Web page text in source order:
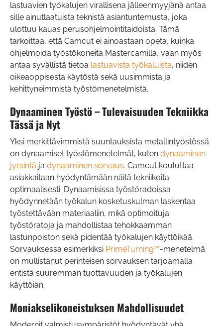
lastuavien työkalujen virallisena jälleenmyyjänä antaa
sille ainutlaatuista teknistä asiantuntemusta, joka
ulottuu kauas perusohjelmointitaidoista. Tämä
tarkoittaa, että Camcut ei ainoastaan opeta, kuinka
ohjelmoida työstökoneita Mastercamilla, vaan myös
antaa syvällistä tietoa lastuavista työkaluista, niiden
oikeaoppisesta käytöstä sekä uusimmista ja
kehittyneimmistä työstömenetelmistä.
Dynaaminen Työstö – Tulevaisuuden Tekniikka
Tässä ja Nyt
Yksi merkittävimmistä suuntauksista metallintyöstössä
on dynaamiset työstömenetelmät, kuten dynaaminen
jyrsintä ja dynaaminen sorvaus. Camcut kouluttaa
asiakkaitaan hyödyntämään näitä tekniikoita
optimaalisesti. Dynaamisissa työstöradoissa
hyödynnetään työkalun kosketuskulman laskentaa
työstettävään materiaaliin, mikä optimoituja
työstöratoja ja mahdollistaa tehokkaamman
lastunpoiston sekä pidentää työkalujen käyttöikää.
Sorvauksessa esimerkiksi PrimeTurning™-menetelmä
on mullistanut perinteisen sorvauksen tarjoamalla
entistä suuremman tuottavuuden ja työkalujen
käyttöiän.
Moniakselikoneistuksen Mahdollisuudet